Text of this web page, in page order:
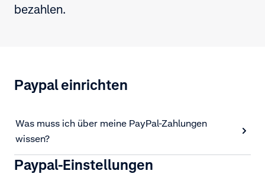
bezahlen.
Paypal einrichten
Was muss ich über meine PayPal-Zahlungen
wissen?
Paypal-Einstellungen